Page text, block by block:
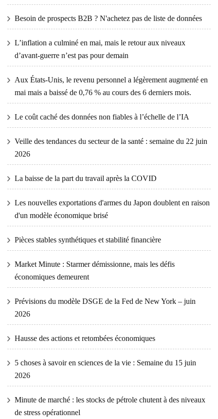
Besoin de prospects B2B ? N'achetez pas de liste de données
L’inflation a culminé en mai, mais le retour aux niveaux
d’avant-guerre n’est pas pour demain
Aux États-Unis, le revenu personnel a légèrement augmenté en
mai mais a baissé de 0,76 % au cours des 6 derniers mois.
Le coût caché des données non fiables à l’échelle de l’IA
Veille des tendances du secteur de la santé : semaine du 22 juin
2026
La baisse de la part du travail après la COVID
Les nouvelles exportations d'armes du Japon doublent en raison
d'un modèle économique brisé
Pièces stables synthétiques et stabilité financière
Market Minute : Starmer démissionne, mais les défis
économiques demeurent
Prévisions du modèle DSGE de la Fed de New York – juin
2026
Hausse des actions et retombées économiques
5 choses à savoir en sciences de la vie : Semaine du 15 juin
2026
Minute de marché : les stocks de pétrole chutent à des niveaux
de stress opérationnel